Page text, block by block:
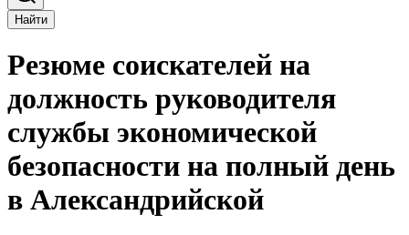
Найти
Резюме соискателей на
должность руководителя
службы экономической
безопасности на полный день
в Александрийской